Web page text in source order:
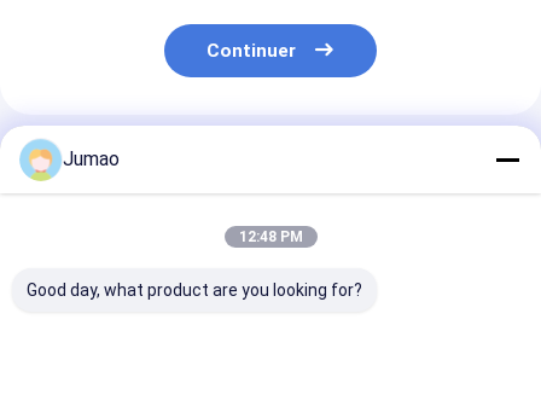
Continuer
Produits Recommandés
Jumao
12:48 PM
Good day, what product are you looking for?